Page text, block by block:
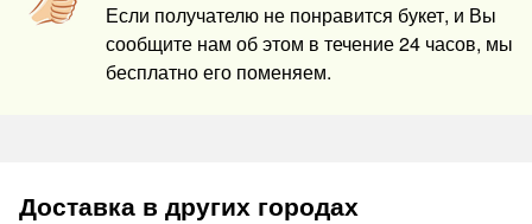
Если получателю не понравится букет, и Вы
сообщите нам об этом в течение 24 часов, мы
бесплатно его поменяем.
Доставка в других городах